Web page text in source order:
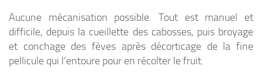
Aucune mécanisation possible. Tout est manuel et
difficile, depuis la cueillette des cabosses, puis broyage
et conchage des fèves après décorticage de la fine
pellicule qui l’entoure pour en récolter le fruit.